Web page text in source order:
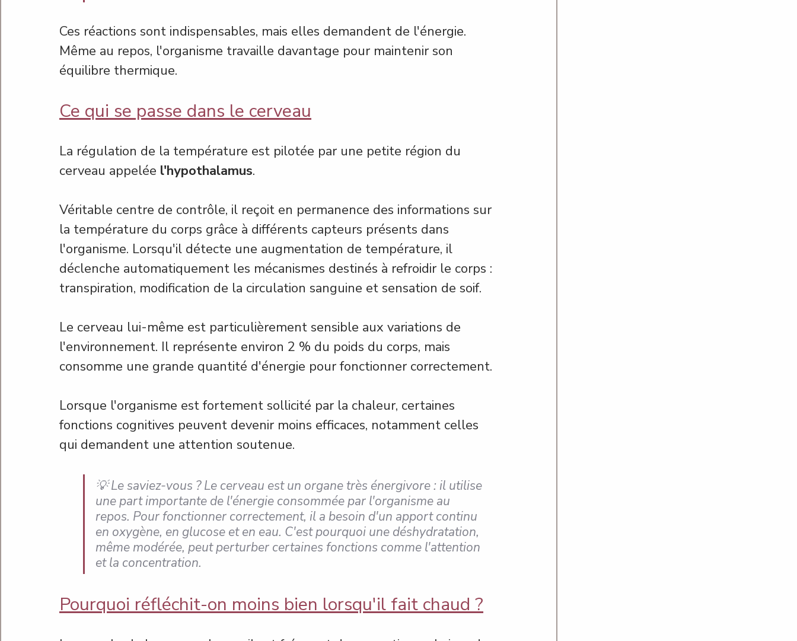
Ces réactions sont indispensables, mais elles demandent de l'énergie.
Même au repos, l'organisme travaille davantage pour maintenir son
équilibre thermique.
Ce qui se passe dans le cerveau
La régulation de la température est pilotée par une petite région du
cerveau appelée l'hypothalamus.
Véritable centre de contrôle, il reçoit en permanence des informations sur
la température du corps grâce à différents capteurs présents dans
l'organisme. Lorsqu'il détecte une augmentation de température, il
déclenche automatiquement les mécanismes destinés à refroidir le corps :
transpiration, modification de la circulation sanguine et sensation de soif.
Le cerveau lui-même est particulièrement sensible aux variations de
l'environnement. Il représente environ 2 % du poids du corps, mais
consomme une grande quantité d'énergie pour fonctionner correctement.
Lorsque l'organisme est fortement sollicité par la chaleur, certaines
fonctions cognitives peuvent devenir moins efficaces, notamment celles
qui demandent une attention soutenue.
💡 Le saviez-vous ? Le cerveau est un organe très énergivore : il utilise
une part importante de l'énergie consommée par l'organisme au
repos. Pour fonctionner correctement, il a besoin d'un apport continu
en oxygène, en glucose et en eau. C'est pourquoi une déshydratation,
même modérée, peut perturber certaines fonctions comme l'attention
et la concentration.
Pourquoi réfléchit-on moins bien lorsqu'il fait chaud ?